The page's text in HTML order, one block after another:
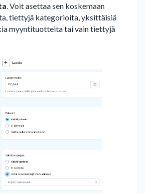
. Voit asettaa sen koskemaan
tiettyjä kategorioita, yksittäisiä
myyntituotteita tai vain tiettyjä